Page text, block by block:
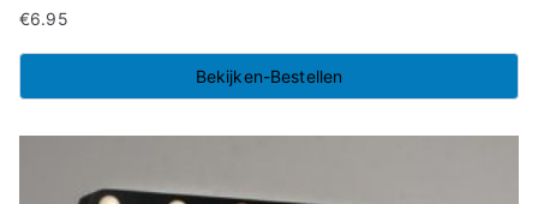
€6.95
Bekijken-Bestellen